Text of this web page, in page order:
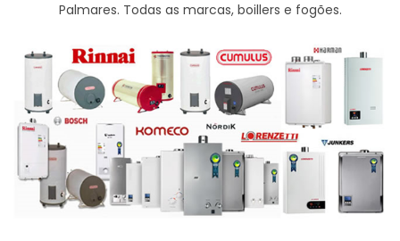
Palmares. Todas as marcas, boillers e fogões.